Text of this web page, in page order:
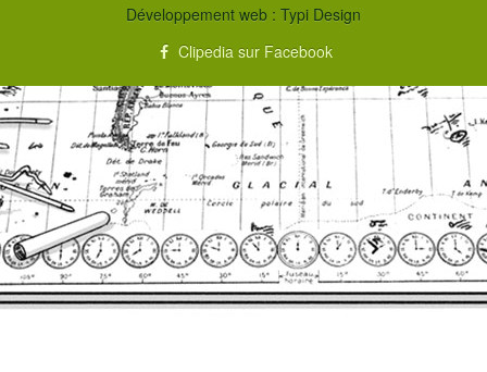
Développement web : Typi Design
Clipedia sur Facebook